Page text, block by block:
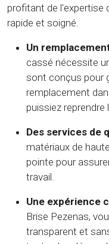
profitant de l'expertise
rapide et soigné.
Un
cassé nécessite
sont conçus pour
remplacement
puissiez
Des services de
matériaux de
pointe pour
travail.
Une expérience
Brise Pezenas,
transparent et